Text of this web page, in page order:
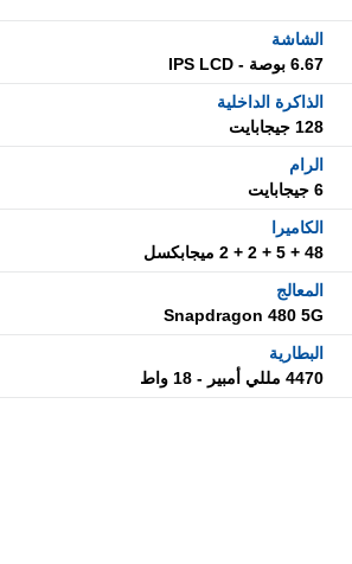
الشاشة
6.67 بوصة - IPS LCD
الذاكرة الداخلية
128 جيجابايت
الرام
6 جيجابايت
الكاميرا
48 + 5 + 2 + 2 ميجابكسل
المعالج
Snapdragon 480 5G
البطارية
4470 مللي أمبير - 18 واط